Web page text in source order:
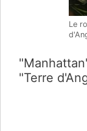
Le
"Terre